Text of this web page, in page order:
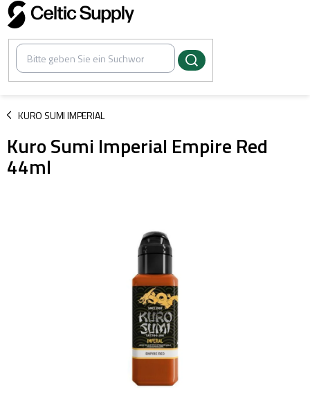
Zum
Inhalt
springen
KURO SUMI IMPERIAL
/
Kuro Sumi Imperial Empire Red
44ml